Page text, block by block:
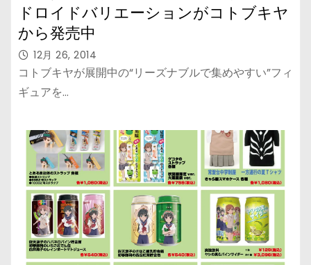
ドロイドバリエーションがコトブキヤ
から発売中
12月 26, 2014
コトブキヤが展開中の“リーズナブルで集めやすい”フィ
ギュアを…